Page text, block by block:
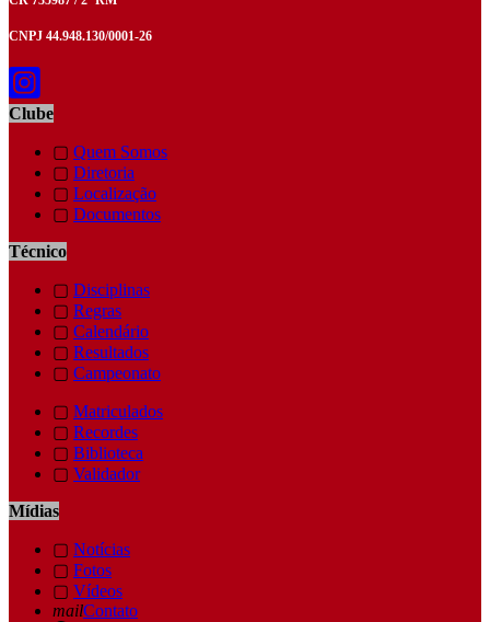
CNPJ 44.948.130/0001-26
Clube
▢ Quem Somos
▢ Diretoria
▢ Localização
▢ Documentos
Técnico
▢ Disciplinas
▢ Regras
▢ Calendário
▢ Resultados
▢ Campeonato
▢ Matriculados
▢ Recordes
▢ Biblioteca
▢ Validador
Mídias
▢ Notícias
▢ Fotos
▢ Vídeos
mailContato